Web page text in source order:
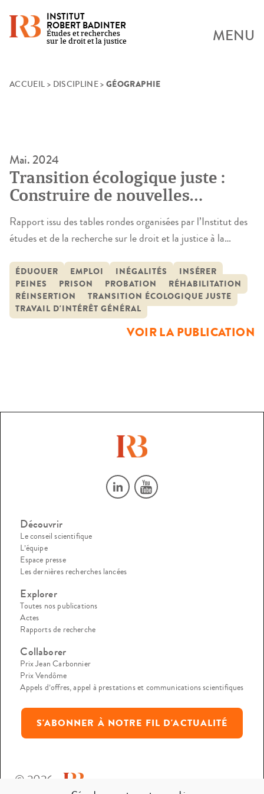
Skip
INSTITUT
ROBERT BADINTER
Études et recherches
sur le droit et la justice
MENU
ACCUEIL > DISCIPLINE>GÉOGRAPHIE
Mai. 2024
Transition écologique juste :
Construire de nouvelles
solutions avec les personnes
sous contrainte de justice
Rapport issu des tables rondes organisées par l’Institut des
études et de la recherche sur le droit et la justice à la
septembre 2023. Dans le cadre de ses programmes
Transition Ecologique Juste et Prisons, la Fondation de
France s’interroge sur la manière dont les personnes […]
ÉDUQUER EMPLOI INÉGALITÉS
INSÉRER
PEINES
PRISON PROBATION
RÉHABILITATION
RÉINSERTION
TRANSITION ÉCOLOGIQUE JUSTE
TRAVAIL D'INTÉRÊT GÉNÉRAL
VOIR LA PUBLICATION
Découvrir
Le conseil scientifique
L’équipe
Espace presse
Les dernières recherches lancées
Explorer
Toutes nos publications
Actes
Rapports de recherche
Collaborer
Prix Jean Carbonnier
Prix Vendôme
Appels d’offres, appel à prestations et communications scientifiques
S'ABONNER À NOTRE FIL D'ACTUALITÉ
© 2026